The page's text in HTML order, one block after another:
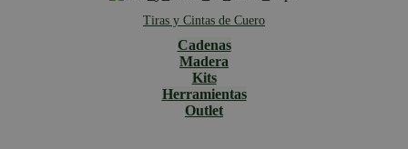
Tiras y Cintas de Cuero
Cadenas
Madera
Kits
Herramientas
Outlet